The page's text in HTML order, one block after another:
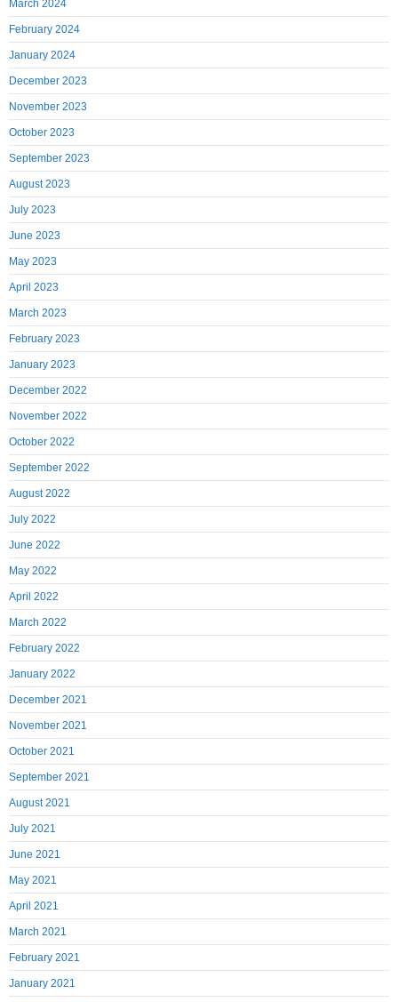
March 2024
February 2024
January 2024
December 2023
November 2023
October 2023
September 2023
August 2023
July 2023
June 2023
May 2023
April 2023
March 2023
February 2023
January 2023
December 2022
November 2022
October 2022
September 2022
August 2022
July 2022
June 2022
May 2022
April 2022
March 2022
February 2022
January 2022
December 2021
November 2021
October 2021
September 2021
August 2021
July 2021
June 2021
May 2021
April 2021
March 2021
February 2021
January 2021